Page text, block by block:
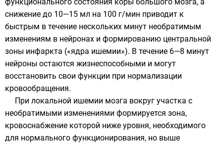
снижение до 10—15 мл на 100 г/мин приводит к
быстрым в течение нескольких минут необратимым
изменениям в нейронах и формированию центральной
зоны инфаркта («ядра ишемии»). В течение 6—8 минут
нейроны остаются жизнеспособными и могут
восстановить свои функции при нормализации
кровообращения.
При локальной ишемии мозга вокруг участка с
необратимыми изменениями формируется зона,
кровоснабжение которой ниже уровня, необходимого
для нормального функционирования, но выше